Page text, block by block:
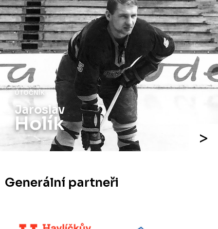
ÚTOČNÍK
Jaroslav
Holík
Generální partneři